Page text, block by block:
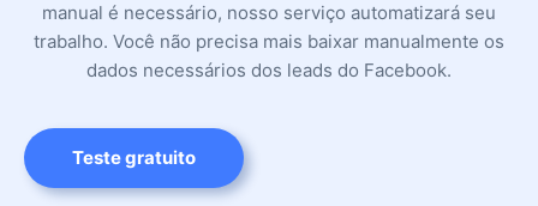
manual é necessário, nosso serviço automatizará seu
trabalho. Você não precisa mais baixar manualmente os
dados necessários dos leads do Facebook.
Teste gratuito